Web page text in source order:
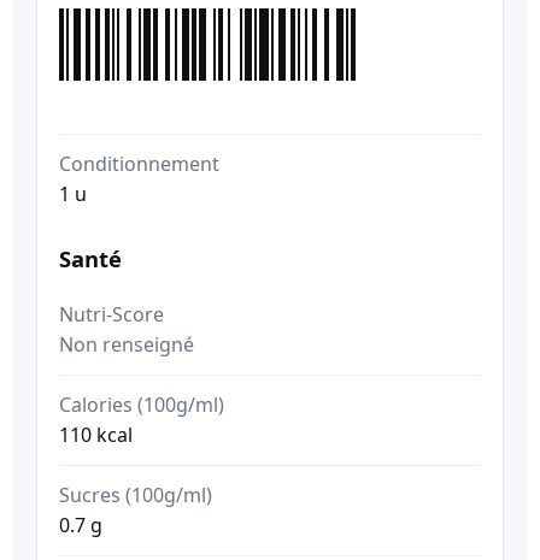
Conditionnement
1 u
Santé
Nutri-Score
Non renseigné
Calories (100g/ml)
110 kcal
Sucres (100g/ml)
0.7 g